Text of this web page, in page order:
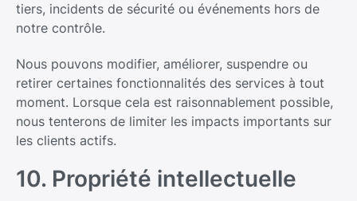
tiers, incidents de sécurité ou événements hors de
notre contrôle.
Nous pouvons modifier, améliorer, suspendre ou
retirer certaines fonctionnalités des services à tout
moment. Lorsque cela est raisonnablement possible,
nous tenterons de limiter les impacts importants sur
les clients actifs.
10. Propriété intellectuelle